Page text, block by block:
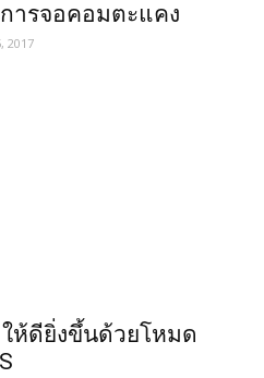
ารจอคอมตะแคง
2017
ห้ดียิ่งขึ้นด้วยโหมด